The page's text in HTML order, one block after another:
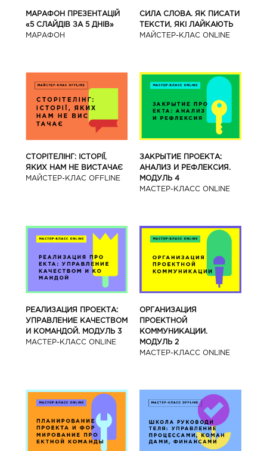
МАРАФОН ПРЕЗЕНТАЦІЙ
«5 СЛАЙДІВ ЗА 5 ДНІВ»
МАРАФОН
СИЛА СЛОВА. ЯК ПИСАТИ
ТЕКСТИ, ЯКІ ЛАЙКАЮТЬ
МАЙСТЕР-КЛАС ONLINE
СТОРІТЕЛІНГ: ІСТОРІЇ,
ЯКИХ НАМ НЕ ВИСТАЧАЄ
МАЙСТЕР-КЛАС OFFLINE
ЗАКРЫТИЕ ПРОЕКТА:
АНАЛИЗ И РЕФЛЕКСИЯ.
МОДУЛЬ 4
МАСТЕР-КЛАСС ONLINE
РЕАЛИЗАЦИЯ ПРОЕКТА:
УПРАВЛЕНИЕ КАЧЕСТВОМ
И КОМАНДОЙ. МОДУЛЬ 3
МАСТЕР-КЛАСС ONLINE
ОРГАНИЗАЦИЯ
ПРОЕКТНОЙ
КОММУНИКАЦИИ.
МОДУЛЬ 2
МАСТЕР-КЛАСС ONLINE